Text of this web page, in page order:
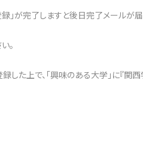
」が完了しますと後日完了メールが
。
た上で、「興味のある大学」に『関西